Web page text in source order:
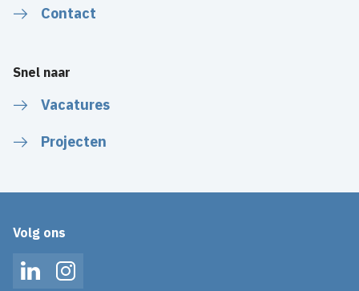
Contact
Snel naar
Vacatures
Projecten
Volg ons
LinkedInInstagram